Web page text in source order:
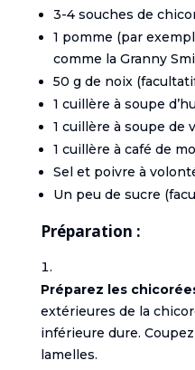
3-4 souches de
1 pomme (par
comme la Granny
50 g de noix
1 cuillère à soupe
1 cuillère à soupe de
1 cuillère à café de
Sel et poivre à
Un peu de sucre
Préparation :
Préparez les
extérieures de la
inférieure dure.
lamelles.